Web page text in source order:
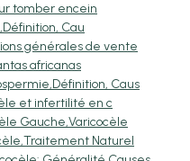
tomber encein
Cau
générales de vente
africanas
Caus
et infertilité en c
Gauche,Varicocèle
Naturel